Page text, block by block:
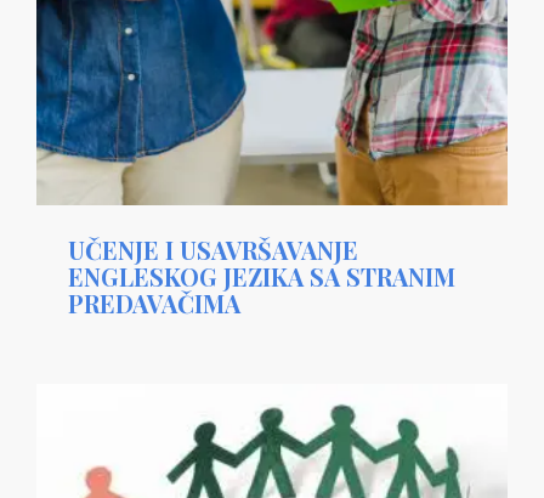
UČENJE I USAVRŠAVANJE
ENGLESKOG JEZIKA SA STRANIM
PREDAVAČIMA